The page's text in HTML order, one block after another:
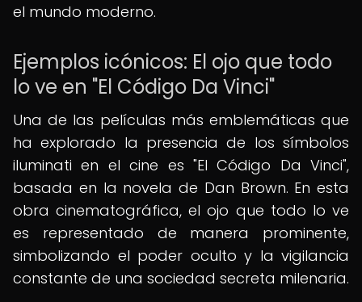
el mundo moderno.
Ejemplos icónicos: El ojo que todo
lo ve en "El Código Da Vinci"
Una de las películas más emblemáticas que
ha explorado la presencia de los símbolos
iluminati en el cine es "El Código Da Vinci",
basada en la novela de Dan Brown. En esta
obra cinematográfica, el ojo que todo lo ve
es representado de manera prominente,
simbolizando el poder oculto y la vigilancia
constante de una sociedad secreta milenaria.